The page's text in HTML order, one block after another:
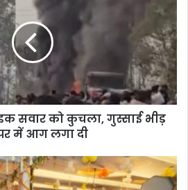
सवार को कुचला, गुस्साई भीड़
में आग लगा दी